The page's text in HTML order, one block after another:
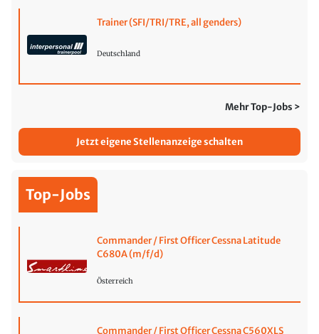
Trainer (SFI/TRI/TRE, all genders)
Deutschland
Mehr Top-Jobs >
Jetzt eigene Stellenanzeige schalten
Top-Jobs
Commander / First Officer Cessna Latitude
C680A (m/f/d)
Österreich
Commander / First Officer Cessna C560XLS